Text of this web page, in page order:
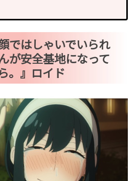
ではしゃいでいられ
が安全基地になって
。』ロイド